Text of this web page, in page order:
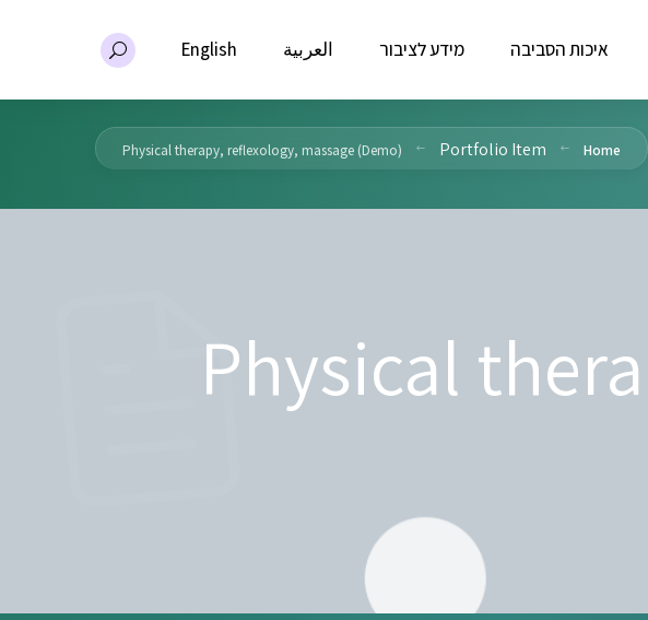
איכות הסביבה מידע לציבור العربية English
Physical
Home
Portfolio Item
Physical therapy, reflexology, massage (Demo)